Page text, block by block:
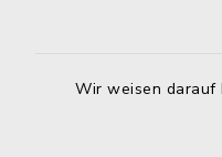
Wir weisen darauf